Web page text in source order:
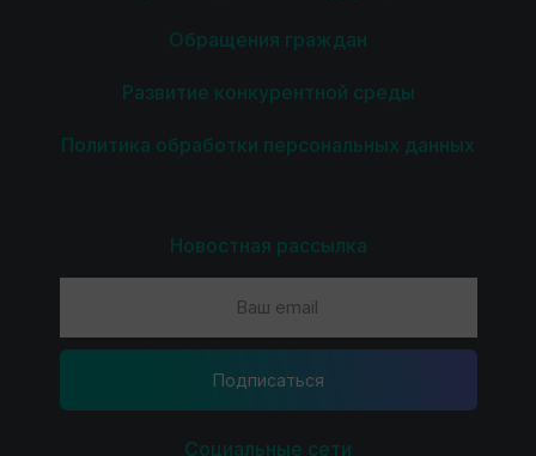
Обращения граждан
Развитие конкурентной среды
Политика обработки персональных данных
Новостная рассылка
Подпиcаться
Социальные сети